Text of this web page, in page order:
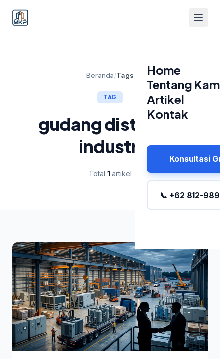
Home
Tentang
Artikel
Kontak
Konsultasi
📞 +62 812-
Beranda/Tags
TAG
gudang distribusi
industri
Total 1 artikel